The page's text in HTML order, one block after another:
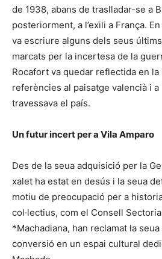
de 1938, abans de traslladar-se a
posteriorment, a l’exili a França.
va escriure alguns dels seus
marcats per la incertesa de la
Rocafort va quedar reflectida en la
referències al paisatge valencià i
travessava el país.
Un futur incert per a Vila Amparo
Des de la seua adquisició per la
xalet ha estat en desús i la seua
motiu de preocupació per a
col·lectius, com el Consell
*Machadiana, han reclamat la
conversió en un espai cultural